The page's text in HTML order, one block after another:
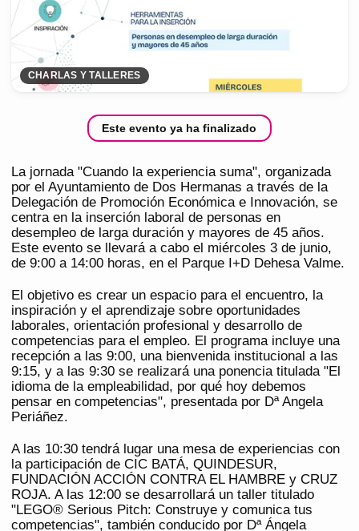
CHARLAS Y TALLERES
Este evento ya ha finalizado
La jornada "Cuando la experiencia suma", organizada
por el Ayuntamiento de Dos Hermanas a través de la
Delegación de Promoción Económica e Innovación, se
centra en la inserción laboral de personas en
desempleo de larga duración y mayores de 45 años.
Este evento se llevará a cabo el miércoles 3 de junio,
de 9:00 a 14:00 horas, en el Parque I+D Dehesa Valme.
El objetivo es crear un espacio para el encuentro, la
inspiración y el aprendizaje sobre oportunidades
laborales, orientación profesional y desarrollo de
competencias para el empleo. El programa incluye una
recepción a las 9:00, una bienvenida institucional a las
9:15, y a las 9:30 se realizará una ponencia titulada "El
idioma de la empleabilidad, por qué hoy debemos
pensar en competencias", presentada por Dª Angela
Periáñez.
A las 10:30 tendrá lugar una mesa de experiencias con
la participación de CIC BATÁ, QUINDESUR,
FUNDACIÓN ACCIÓN CONTRA EL HAMBRE y CRUZ
ROJA. A las 12:00 se desarrollará un taller titulado
"LEGO® Serious Pitch: Construye y comunica tus
competencias", también conducido por Dª Ángela